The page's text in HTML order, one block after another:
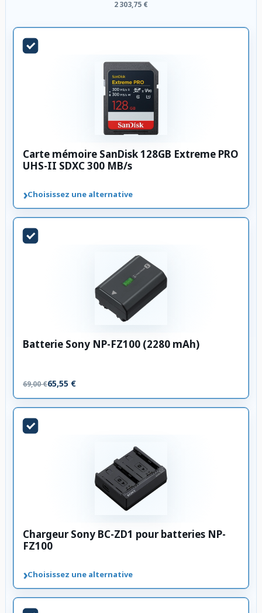
2 303,75 €
Carte mémoire SanDisk 128GB Extreme PRO
UHS-II SDXC 300 MB/s
›Choisissez une alternative
Batterie Sony NP-FZ100 (2280 mAh)
69,00 €65,55 €
Chargeur Sony BC-ZD1 pour batteries NP-
FZ100
›Choisissez une alternative